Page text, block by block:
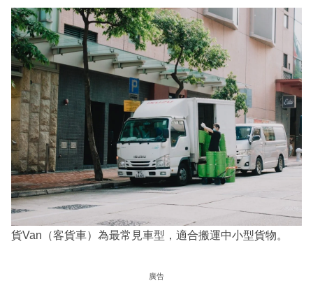
貨Van（客貨車）為最常見車型，適合搬運中小型貨物。
廣告